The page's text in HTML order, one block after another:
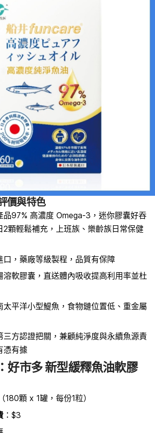
價與特色
品97% 高濃度 Omega-3，迷你膠囊好吞
2顆輕鬆補充，上班族、樂齡族日常保健
口，藥廠等級製程，品質有保障
溶軟膠囊，直送體內吸收提高利用率並杜
太平洋小型鯷魚，食物鏈位置低、重金屬
三方認證把關，兼顧純淨度與永續魚源責
憑有據
好市多 新型緩釋魚油軟膠
180顆 x 1罐，每份1粒）
：$3